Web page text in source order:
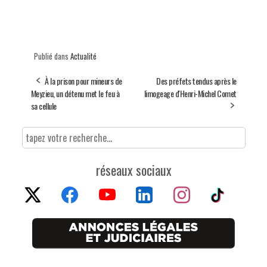
Publié dans Actualité
À la prison pour mineurs de
Meyzieu, un détenu met le feu à
sa cellule
Des préfets tendus après le
limogeage d'Henri-Michel Comet
réseaux sociaux